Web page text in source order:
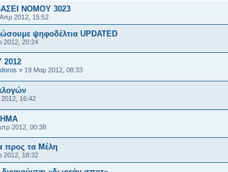
ΝΟΜΟΥ 3023
2012, 15:52
ψηφοδέλτια UPDATED
2012, 20:24
2012
» 19 Μαρ 2012, 08:33
16:42
2012, 00:38
προς τα Μέλη
2012, 18:32